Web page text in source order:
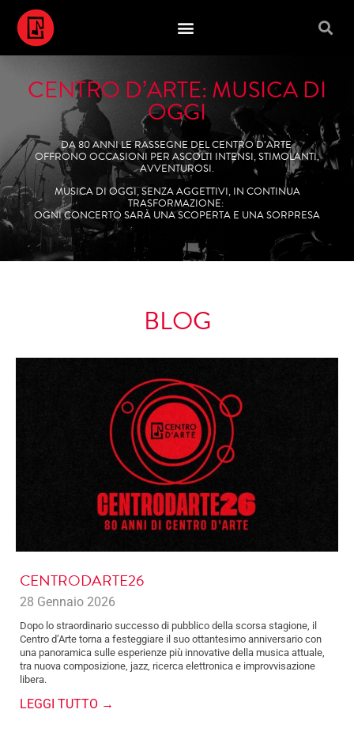
CENTRO D’ARTE: MUSICA DI
OGGI
DA 80 ANNI LE RASSEGNE DEL CENTRO D’ARTE
OFFRONO OCCASIONI PER ASCOLTI INTENSI, STIMOLANTI,
AVVENTUROSI.
MUSICA DI OGGI, SENZA AGGETTIVI, IN CONTINUA
TRASFORMAZIONE:
OGNI CONCERTO SARÀ UNA SCOPERTA E UNA SORPRESA
BLOG
CENTRODARTE26
28 Gennaio 2026
Dopo lo straordinario successo di pubblico della scorsa stagione, il
Centro d’Arte torna a festeggiare il suo ottantesimo anniversario con
una panoramica sulle esperienze più innovative della musica attuale,
tra nuova composizione, jazz, ricerca elettronica e improvvisazione
libera.
LEGGI TUTTO →